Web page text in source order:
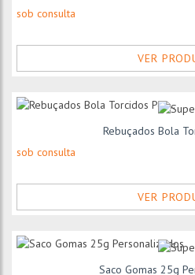
sob consulta
VER
Rebuçados Bola
sob consulta
VER
Saco Gomas 25g